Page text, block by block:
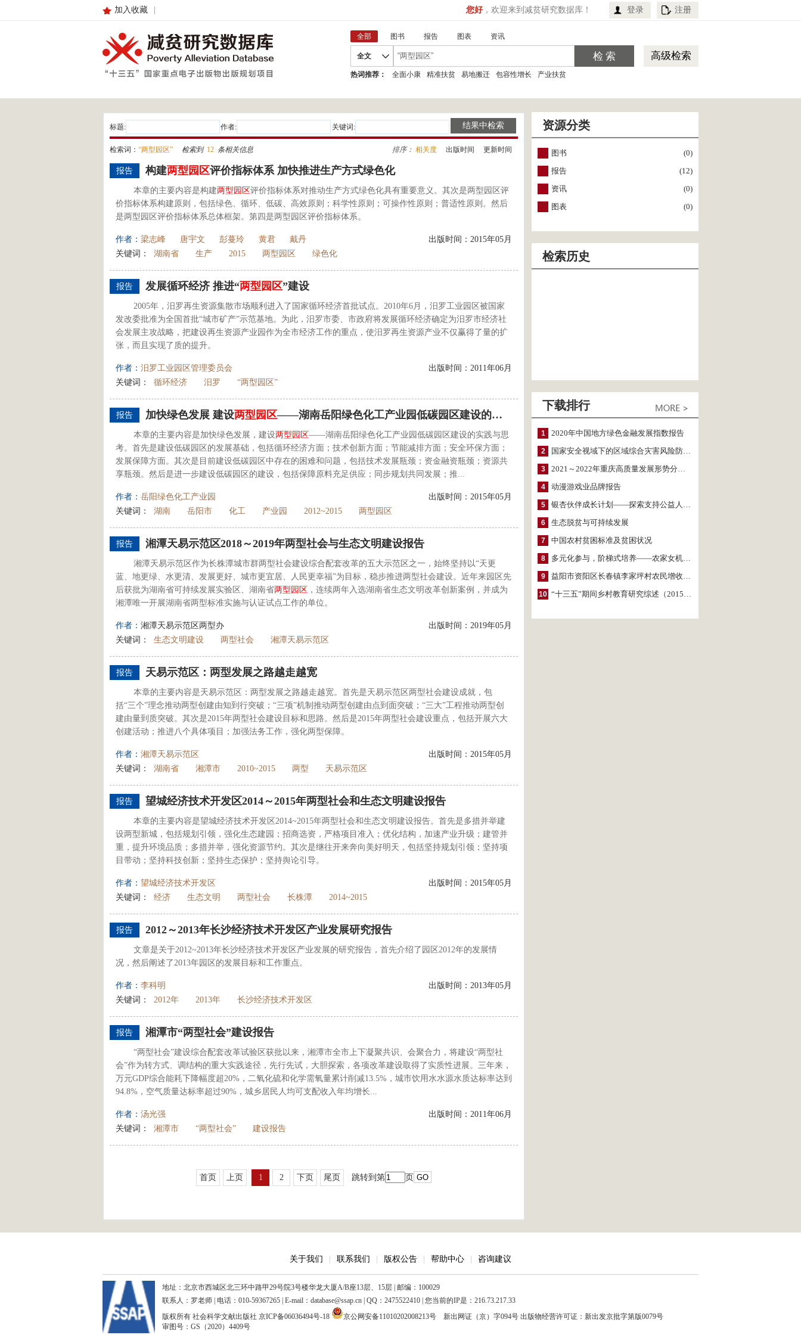
加入收藏 登录 注册
您好 ，欢迎来到减贫研究数据库！
全部 图书 报告 图表 资讯
全文 高级检索
热词推荐： 全面小康 精准扶贫 易地搬迁 包容性增长 产业扶贫
标题: 作者: 关键词:
排序： 相关度 出版时间 更新时间
检索词： “两型园区” 检索到 12 条相关信息
报告 构建两型园区评价指标体系 加快推进生产方式绿色化
本章的主要内容是构建两型园区评价指标体系对推动生产方式绿色化具有重要意义。其次是两型园区评
价指标体系构建原则，包括绿色、循环、低碳、高效原则；科学性原则；可操作性原则；普适性原则。然后
是两型园区评价指标体系总体框架。第四是两型园区评价指标体系。
作者： 梁志峰 唐宇文 彭蔓玲 黄君 戴丹
出版时间：2015年05月
关键词：
湖南省 生产 2015 两型园区 绿色化
报告 发展循环经济 推进“两型园区”建设
2005年，汨罗再生资源集散市场顺利进入了国家循环经济首批试点。2010年6月，汨罗工业园区被国家
发改委批准为全国首批“城市矿产”示范基地。为此，汨罗市委、市政府将发展循环经济确定为汨罗市经济社
会发展主攻战略，把建设再生资源产业园作为全市经济工作的重点，使汨罗再生资源产业不仅赢得了量的扩
张，而且实现了质的提升。
作者： 汨罗工业园区管理委员会
出版时间：2011年06月
关键词：
循环经济 汨罗 “两型园区”
报告 加快绿色发展 建设两型园区——湖南岳阳绿色化工产业园低碳园区建设的实践与思考
本章的主要内容是加快绿色发展，建设两型园区——湖南岳阳绿色化工产业园低碳园区建设的实践与思
考。首先是建设低碳园区的发展基础，包括循环经济方面；技术创新方面；节能减排方面；安全环保方面；
发展保障方面。其次是目前建设低碳园区中存在的困难和问题，包括技术发展瓶颈；资金融资瓶颈；资源共
享瓶颈。然后是进一步建设低碳园区的建设，包括保障原料充足供应；同步规划共同发展；推...
作者： 岳阳绿色化工产业园
出版时间：2015年05月
关键词：
湖南 岳阳市 化工 产业园 2012~2015 两型园区
报告 湘潭天易示范区2018～2019年两型社会与生态文明建设报告
湘潭天易示范区作为长株潭城市群两型社会建设综合配套改革的五大示范区之一，始终坚持以“天更
蓝、地更绿、水更清、发展更好、城市更宜居、人民更幸福”为目标，稳步推进两型社会建设。近年来园区先
后获批为湖南省可持续发展实验区、湖南省两型园区 ，连续两年入选湖南省生态文明改革创新案例，并成为
湘潭唯一开展湖南省两型标准实施与认证试点工作的单位。
作者： 湘潭天易示范区两型办
出版时间：2019年05月
关键词：
生态文明建设 两型社会 湘潭天易示范区
报告 天易示范区：两型发展之路越走越宽
本章的主要内容是天易示范区：两型发展之路越走越宽。首先是天易示范区两型社会建设成就，包
括“三个”理念推动两型创建由知到行突破；“三项”机制推动两型创建由点到面突破；“三大”工程推动两型创
建由量到质突破。其次是2015年两型社会建设目标和思路。然后是2015年两型社会建设重点，包括开展六大
创建活动；推进八个具体项目；加强法务工作，强化两型保障。
作者： 湘潭天易示范区
出版时间：2015年05月
关键词：
湖南省 湘潭市 2010~2015 两型 天易示范区
报告 望城经济技术开发区2014～2015年两型社会和生态文明建设报告
本章的主要内容是望城经济技术开发区2014~2015年两型社会和生态文明建设报告。首先是多措并举建
设两型新城，包括规划引领，强化生态建园；招商选资，严格项目准入；优化结构，加速产业升级；建管并
重，提升环境品质；多措并举，强化资源节约。其次是继往开来奔向美好明天，包括坚持规划引领；坚持项
目带动；坚持科技创新；坚持生态保护；坚持舆论引导。
作者： 望城经济技术开发区
出版时间：2015年05月
关键词：
经济 生态文明 两型社会 长株潭 2014~2015
报告 2012～2013年长沙经济技术开发区产业发展研究报告
文章是关于2012~2013年长沙经济技术开发区产业发展的研究报告，首先介绍了园区2012年的发展情
况，然后阐述了2013年园区的发展目标和工作重点。
作者： 李科明
出版时间：2013年05月
关键词：
2012年 2013年 长沙经济技术开发区
报告 湘潭市“两型社会”建设报告
“两型社会”建设综合配套改革试验区获批以来，湘潭市全市上下凝聚共识、会聚合力，将建设“两型社
会”作为转方式、调结构的重大实践途径，先行先试，大胆探索，各项改革建设取得了实质性进展。三年来，
万元GDP综合能耗下降幅度超20%，二氧化硫和化学需氧量累计削减13.5%，城市饮用水水源水质达标率达到
94.8%，空气质量达标率超过90%，城乡居民人均可支配收入年均增长...
作者： 汤光强
出版时间：2011年06月
关键词：
湘潭市 “两型社会” 建设报告
首页 上页 1 2 下页 尾页 跳转到第 页
资源分类
图书
(0)
报告
(12)
资讯
(0)
图表
(0)
检索历史
下载排行
1 2020年中国地方绿色金融发展指数报告
2 国家安全视域下的区域综合灾害风险防范与风险融资战略思考
3 2021～2022年重庆高质量发展形势分析与预测
4 动漫游戏业品牌报告
5 银杏伙伴成长计划——探索支持公益人才的路径
6 生态脱贫与可持续发展
7 中国农村贫困标准及贫困状况
8 多元化参与，阶梯式培养——农家女机构农村妇女参政项目介绍
9 益阳市资阳区长春镇李家坪村农民增收调研报告
10 “十三五”期间乡村教育研究综述（2015～2020）
关于我们 联系我们 版权公告 帮助中心 咨询建议
地址：北京市西城区北三环中路甲29号院3号楼华龙大厦A/B座13层、15层 | 邮编：100029
联系人：罗老师 | 电话：010-59367265 | E-mail：database@ssap.cn | QQ：2475522410 | 您当前的IP是： 216.73.217.33
版权所有 社会科学文献出版社 京ICP备06036494号-18 京公网安备11010202008213号 新出网证（京）字094号 出版物经营许可证：新出发京批字第版0079号
审图号：GS（2020）4409号